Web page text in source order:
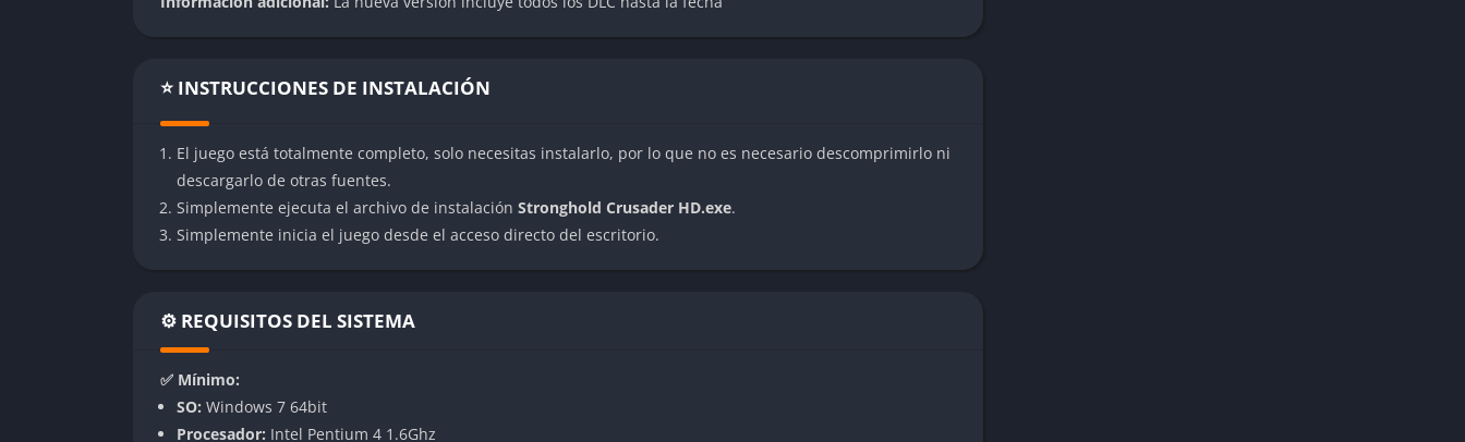
El corazón del juego es la construcción de castillos detallados y fortificaciones. Puedes diseñar murallas,
torres, fosos y defensas personalizadas, utilizando recursos sabiamente para protegerte de ataques
enemigos.
Unidades y armas únicas
El juego ofrece una amplia variedad de unidades, desde arqueros y caballeros hasta unidades árabes
especiales. También puedes emplear armas de asedio como catapultas, trebuchets y aceite hirviendo, lo
que añade profundidad táctica a cada enfrentamiento.
Inteligencia artificial desafiante
Enfréntate a oponentes controlados por la IA, cada uno con su propio estilo de juego y estrategias, lo que
mantiene la experiencia fresca y desafiante en cada partida.
⭐ INSTRUCCIONES DE INSTALACIÓN
El juego está totalmente completo, solo necesitas instalarlo, por lo que no es necesario descomprimirlo ni
descargarlo de otras fuentes.
Simplemente ejecuta el archivo de instalación Stronghold Crusader HD.exe.
Simplemente inicia el juego desde el acceso directo del escritorio.
⚙️ REQUISITOS DEL SISTEMA
✅ Mínimo:
SO: Windows 7 64bit
Procesador: Intel Pentium 4 1.6Ghz